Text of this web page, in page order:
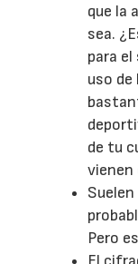
que la
sea.
para
uso
de tu
vienen
Pero